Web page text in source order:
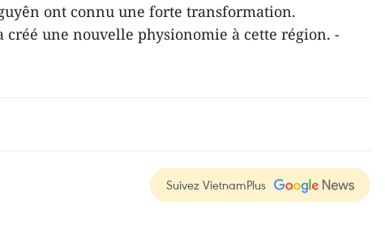
ont connu une forte transformation.
créé une nouvelle physionomie à cette région. -
Suivez VietnamPlus